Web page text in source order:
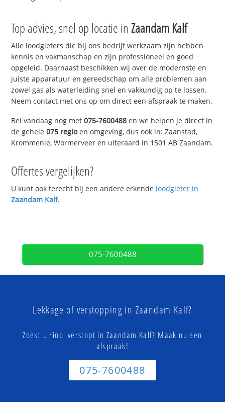
Top advies, snel op locatie inZaandam Kalf
Alle loodgieters die bij ons bedrijf werkzaam zijn hebben
kennis en vakmanschap en zijn professioneel en goed
opgeleid. Daarnaast beschikken wij over de modernste en
juiste apparatuur en gereedschap om alle problemen aan
zowel gas als waterleiding snel en vakkundig op te lossen.
Neem contact met ons op om direct een afspraak te maken.
Bel vandaag nog met075-7600488 en we helpen je direct in
de gehele075 regioen omgeving, dus ook in: Zaanstad,
Krommenie, Wormerveer en uiteraard in 1501 AB Zaandam.
Offertes vergelijken?
U kunt ook terecht bij een andere erkende loodgieter in
Zaandam Kalf.
075-7600488
Lekkage of verstopping in Zaandam Kalf?
Zoekt u riool verstopt in Zaandam Kalf? Maak nu een
afspraak!
075-7600488